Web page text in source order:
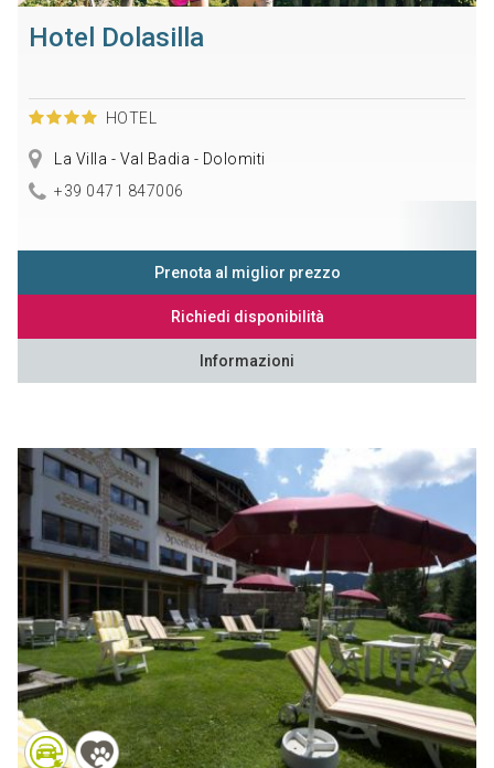
Hotel Dolasilla
HOTEL
La Villa - Val Badia - Dolomiti
+39 0471 847006
Prenota al miglior prezzo
Richiedi disponibilità
Informazioni